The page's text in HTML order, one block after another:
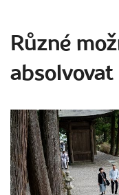
Různé
absolvovat